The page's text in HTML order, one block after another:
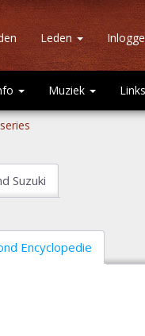
Leden
Muziek Links
Suzuki
Encyclopedie